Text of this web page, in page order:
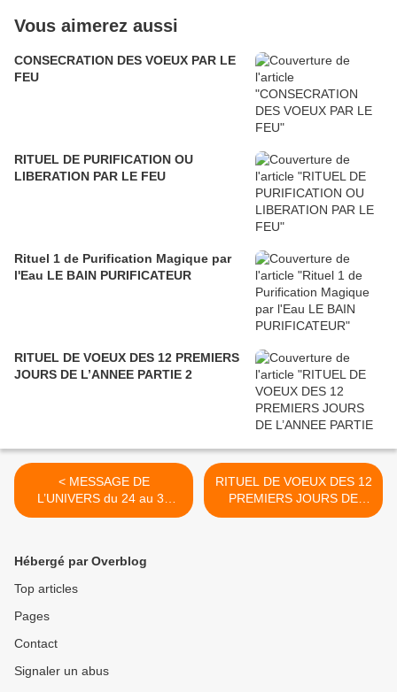
Vous aimerez aussi
CONSECRATION DES VOEUX PAR LE
FEU
RITUEL DE PURIFICATION OU
LIBERATION PAR LE FEU
Rituel 1 de Purification Magique par
l'Eau LE BAIN PURIFICATEUR
RITUEL DE VOEUX DES 12 PREMIERS
JOURS DE L’ANNEE PARTIE 2
< MESSAGE DE
L’UNIVERS du 24 au 31
DECEMBRE 2023
RITUEL DE VOEUX DES 12
PREMIERS JOURS DE
L’ANNEE PARTIE 2 >
Hébergé par Overblog
Top articles
Pages
Contact
Signaler un abus